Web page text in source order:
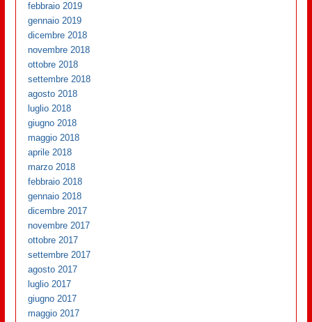
febbraio 2019
gennaio 2019
dicembre 2018
novembre 2018
ottobre 2018
settembre 2018
agosto 2018
luglio 2018
giugno 2018
maggio 2018
aprile 2018
marzo 2018
febbraio 2018
gennaio 2018
dicembre 2017
novembre 2017
ottobre 2017
settembre 2017
agosto 2017
luglio 2017
giugno 2017
maggio 2017